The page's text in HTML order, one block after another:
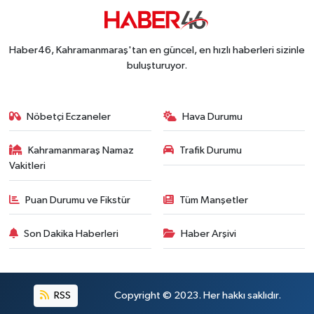
Kahramanmaraş-Göksun Yolunu Kullananlar
Kahramanmaraş'ın Tarihi Mirası İçin Ankara'da
Haber46, Kahramanmaraş'tan en güncel, en hızlı haberleri sizinle
buluşturuyor.
Nöbetçi Eczaneler Hava Durumu
Kahramanmaraş Namaz
Vakitleri
Trafik Durumu
Puan Durumu ve Fikstür Tüm Manşetler
Son Dakika Haberleri Haber Arşivi
RSS Copyright © 2023. Her hakkı saklıdır.